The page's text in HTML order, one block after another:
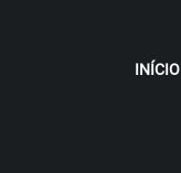
INÍCIO